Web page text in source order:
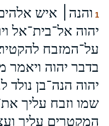
1 והנה׀ איש
יהוה אל־בית־אל
על־המזבח
בדבר יהוה
יהוה הנה־בן נולד
שמו וזבח עליך
המקטרים עליך